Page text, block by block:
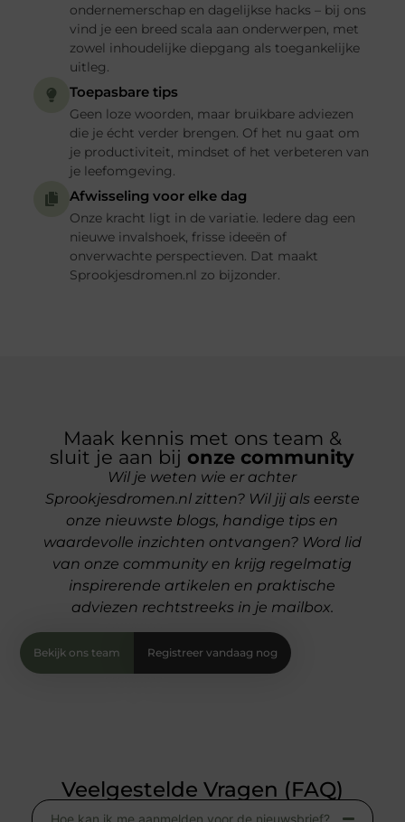
ondernemerschap en dagelijkse hacks – bij ons
vind je een breed scala aan onderwerpen, met
zowel inhoudelijke diepgang als toegankelijke
uitleg.
Toepasbare tips
Geen loze woorden, maar bruikbare adviezen
die je écht verder brengen. Of het nu gaat om
je productiviteit, mindset of het verbeteren van
je leefomgeving.
Afwisseling voor elke dag
Onze kracht ligt in de variatie. Iedere dag een
nieuwe invalshoek, frisse ideeën of
onverwachte perspectieven. Dat maakt
Sprookjesdromen.nl zo bijzonder.
Maak kennis met ons team &
sluit je aan bij onze community
Wil je weten wie er achter
Sprookjesdromen.nl zitten? Wil jij als eerste
onze nieuwste blogs, handige tips en
waardevolle inzichten ontvangen? Word lid
van onze community en krijg regelmatig
inspirerende artikelen en praktische
adviezen rechtstreeks in je mailbox.
Bekijk ons team Registreer vandaag nog
Veelgestelde Vragen (FAQ)
Hoe kan ik me aanmelden voor de nieuwsbrief?